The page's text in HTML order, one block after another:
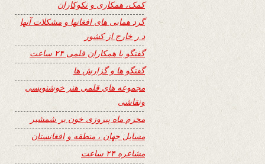
کمک، همکاری و نکوکاران
گرد همایی های افغانها و مشکلات آنها
د ر خارج از کشور
گفتگو با همکاران قلمی ۲۴ ساعت
گفتگو ها و گزارش ها
مجموعه های قلمی هنر خوشنویسی
ونقاشی
محرم ماه پیروزی خون بر شمشیر
مسایل جهان ، منطقه و افغانستان
مشاعره ۲۴ ساعت